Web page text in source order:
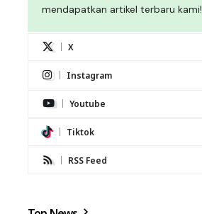
mendapatkan artikel terbaru kami!
X
Instagram
Youtube
Tiktok
RSS Feed